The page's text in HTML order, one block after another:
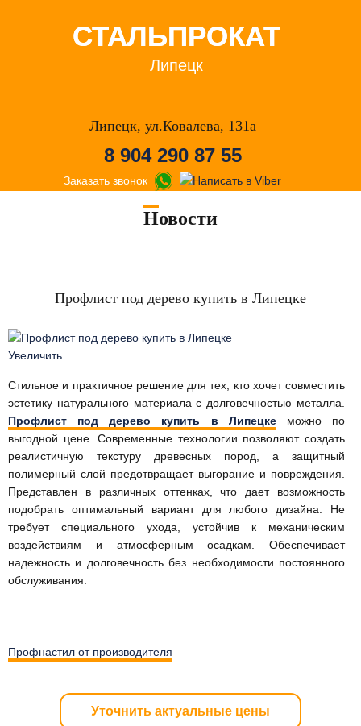
СТАЛЬПРОКАТ
Липецк
Липецк, ул.Ковалева, 131а
8 904 290 87 55
Заказать звонок
Новости
Профлист под дерево купить в Липецке
Увеличить
Стильное и практичное решение для тех, кто хочет совместить
эстетику натурального материала с долговечностью металла.
Профлист под дерево купить в Липецкеможно по
выгодной цене. Современные технологии позволяют создать
реалистичную текстуру древесных пород, а защитный
полимерный слой предотвращает выгорание и повреждения.
Представлен в различных оттенках, что дает возможность
подобрать оптимальный вариант для любого дизайна. Не
требует специального ухода, устойчив к механическим
воздействиям и атмосферным осадкам. Обеспечивает
надежность и долговечность без необходимости постоянного
обслуживания.
Профнастил от производителя
Уточнить актуальные цены